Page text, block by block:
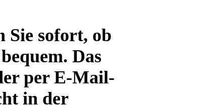
Sie sofort, ob
Das
per E-Mail-
in der